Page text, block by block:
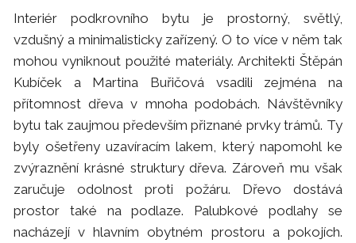
Interiér podkrovního bytu je prostorný, světlý,
vzdušný a minimalisticky zařízený. O to více v něm tak
mohou vyniknout použité materiály. Architekti Štěpán
Kubíček a Martina Buřičová vsadili zejména na
přítomnost dřeva v mnoha podobách. Návštěvníky
bytu tak zaujmou především přiznané prvky trámů. Ty
byly ošetřeny uzavíracím lakem, který napomohl ke
zvýraznění krásné struktury dřeva. Zároveň mu však
zaručuje odolnost proti požáru. Dřevo dostává
prostor také na podlaze. Palubkové podlahy se
nacházejí v hlavním obytném prostoru a pokojích.